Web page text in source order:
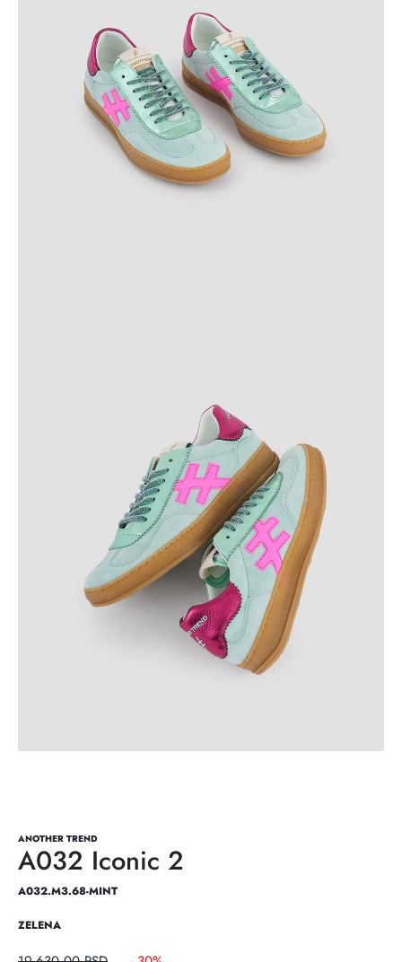
ANOTHER TREND
A032 Iconic 2
A032.M3.68-MINT
ZELENA